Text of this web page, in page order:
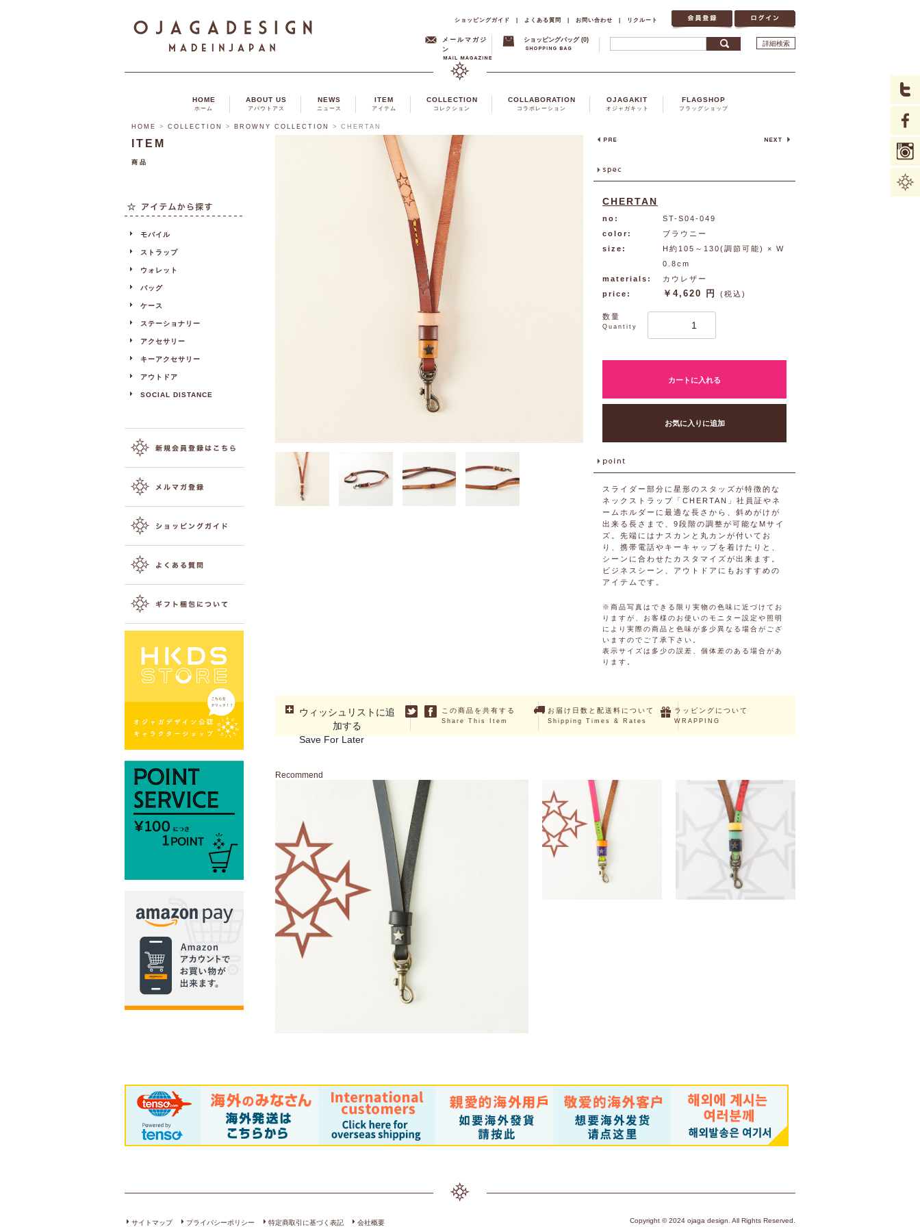
ショッピングガイド | よくある質問 | お問い合わせ | リクルート
メールマガジ
ン
ショッピングバッグ (0) 詳細検索
HOME
ホーム
ABOUT US
アバウトアス
NEWS
ニュース
ITEM
アイテム
COLLECTION
コレクション
COLLABORATION
コラボレーション
OJAGAKIT
オジャガキット
FLAGSHOP
フラッグショップ
HOME > COLLECTION > BROWNY COLLECTION > CHERTAN
CHERTAN
no:
ST-S04-049
color:
ブラウニー
size:
H約105～130(調節可能) × W
0.8cm
materials:
カウレザー
price:
￥4,620 円 (税込)
数量
Quantity
カートに入れる
お気に入りに追加
スライダー部分に星形のスタッズが特徴的な
ネックストラップ「CHERTAN」社員証やネ
ームホルダーに最適な長さから、斜めがけが
出来る長さまで、9段階の調整が可能なMサイ
ズ。先端にはナスカンと丸カンが付いてお
り、携帯電話やキーキャップを着けたりと、
シーンに合わせたカスタマイズが出来ます。
ビジネスシーン、アウトドアにもおすすめの
アイテムです。
※商品写真はできる限り実物の色味に近づけてお
りますが、お客様のお使いのモニター設定や照明
により実際の商品と色味が多少異なる場合がござ
いますのでご了承下さい。
表示サイズは多少の誤差、個体差のある場合があ
ります。
ウィッシュリストに追
加する
Save For Later
この商品を共有する
Share This Item
お届け日数と配送料について
Shipping Times & Rates
ラッピングについて
WRAPPING
Recommend
ITEM
商品
モバイル
ストラップ
ウォレット
バッグ
ケース
ステーショナリー
アクセサリー
キーアクセサリー
アウトドア
SOCIAL DISTANCE
サイトマップ プライバシーポリシー 特定商取引に基づく表記 会社概要 Copyright © 2024 ojaga design. All Rights Reserved.